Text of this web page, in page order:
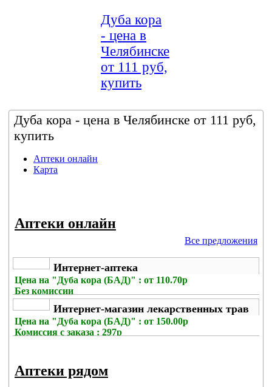
Дуба кора
- цена в
Челябинске
от 111 руб,
купить
Дуба кора - цена в Челябинске от 111 руб,
купить
Аптеки онлайн
Карта
Аптеки онлайн
Все предложения
Интернет-аптека
Цена на "Дуба кора (БАД)" : от 110.70р
Без комиссии
Интернет-магазин лекарственных трав
Цена на "Дуба кора (БАД)" : от 150.00р
Комиссия с заказа : 297р
Аптеки рядом